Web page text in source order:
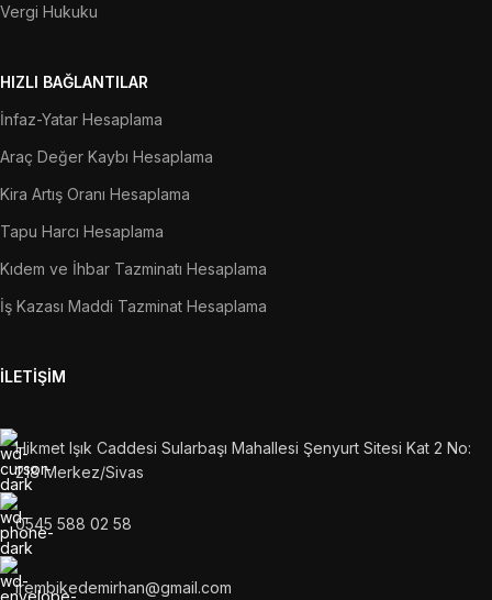
Vergi Hukuku
HIZLI BAĞLANTILAR
İnfaz-Yatar Hesaplama
Araç Değer Kaybı Hesaplama
Kira Artış Oranı Hesaplama
Tapu Harcı Hesaplama
Kıdem ve İhbar Tazminatı Hesaplama
İş Kazası Maddi Tazminat Hesaplama
İLETIŞIM
Hikmet Işık Caddesi Sularbaşı Mahallesi Şenyurt Sitesi Kat 2 No:
218 Merkez/Sivas
0545 588 02 58
irembikedemirhan@gmail.com